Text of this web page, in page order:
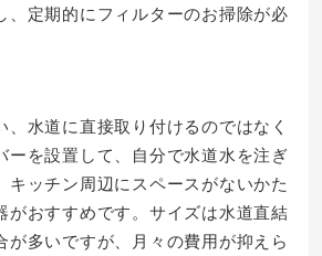
、定期的にフィルターのお掃除が必
、水道に直接取り付けるのではなく
ーを設置して、自分で水道水を注ぎ
キッチン周辺にスペースがないかた
がおすすめです。サイズは水道直結
が多いですが、月々の費用が抑えら